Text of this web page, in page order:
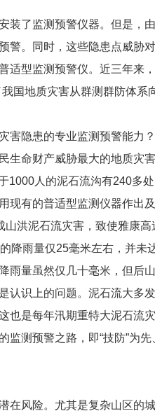
装了监测预警仪器。但是，
。同时，这些隐患点威胁
型监测预警仪。近三年来
地质灾害从群测群防体系
害隐患的专业监测预警能力？
命财产威胁最大的地质灾害
人的泥石流沟有240多
有的普适型监测仪器作出及
洪泥石流灾害，致使雅康
雨量仅25毫米左右，并未
量虽然仅几十毫米，但后
识上的问题。泥石流大多
也是每年汛期重特大泥石流
测预警之路，即“技防”为先
风险。尤其是复杂山区的